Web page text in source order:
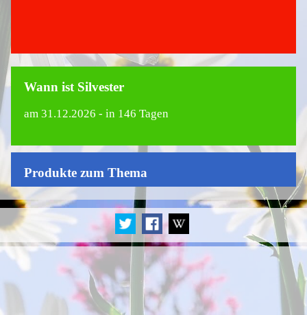
Wann ist Silvester
am 31.12.2026 - in 146 Tagen
Produkte zum Thema